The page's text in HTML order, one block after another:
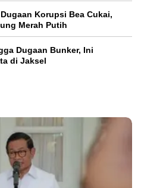
Korupsi Bea Cukai,
Merah Putih
Dugaan Bunker, Ini
di Jaksel